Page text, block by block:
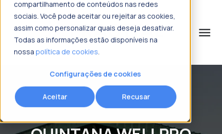
compartilhamento de conteúdos nas redes
sociais. Você pode aceitar ou rejeitar as cookies,
assim como personalizar quais deseja desativar.
Todas as informações estão disponíveis na
nossa política de cookies.
Configurações de cookies
Aceitar Recusar
menu
o que procura?